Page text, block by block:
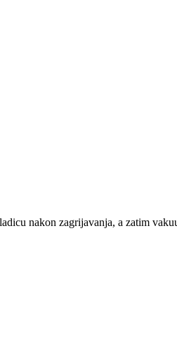
nakon zagrijavanja, a zatim